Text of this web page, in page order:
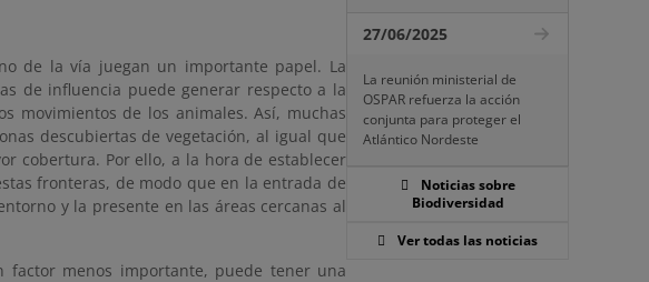
de la vía juegan un importante papel. La
de influencia puede generar respecto a la
movimientos de los animales. Así, muchas
descubiertas de vegetación, al igual que
cobertura. Por ello, a la hora de establecer
fronteras, de modo que en la entrada de
y la presente en las áreas cercanas al
factor menos importante, puede tener una
27/06/2025
La reunión ministerial de
OSPAR refuerza la acción
conjunta para proteger el
Atlántico Nordeste
Noticias sobre
Biodiversidad
Ver todas las noticias